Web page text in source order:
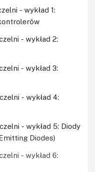
- wykład 1:
- wykład 2:
- wykład 3:
- wykład 4:
- wykład 5: Diody
Diodes)
- wykład 6: